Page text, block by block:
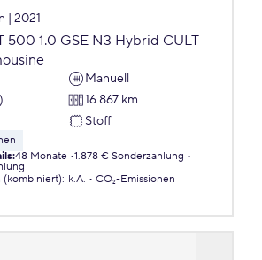
| 2021
500 1.0 GSE N3 Hybrid CULT
Manuell
16.867 km
Stoff
:48 Monate 1.878 € Sonderzahlung
(kombiniert): k.A.
CO₂-Emissionen